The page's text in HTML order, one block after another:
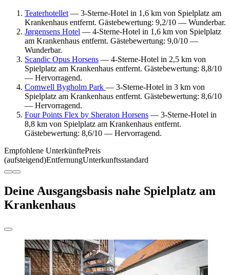
Teaterhotellet — 3-Sterne-Hotel in 1,6 km von Spielplatz am
Krankenhaus entfernt. Gästebewertung: 9,2/10 — Wunderbar.
Jørgensens Hotel — 4-Sterne-Hotel in 1,6 km von Spielplatz
am Krankenhaus entfernt. Gästebewertung: 9,0/10 —
Wunderbar.
Scandic Opus Horsens — 4-Sterne-Hotel in 2,5 km von
Spielplatz am Krankenhaus entfernt. Gästebewertung: 8,8/10
— Hervorragend.
Comwell Bygholm Park — 3-Sterne-Hotel in 3 km von
Spielplatz am Krankenhaus entfernt. Gästebewertung: 8,6/10
— Hervorragend.
Four Points Flex by Sheraton Horsens — 3-Sterne-Hotel in
8,8 km von Spielplatz am Krankenhaus entfernt.
Gästebewertung: 8,6/10 — Hervorragend.
Empfohlene UnterkünftePreis
(aufsteigend)EntfernungUnterkunftsstandard
Deine Ausgangsbasis nahe Spielplatz am
Krankenhaus